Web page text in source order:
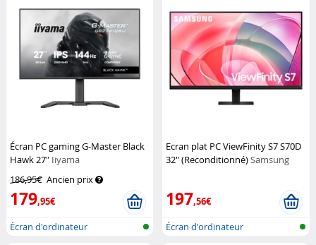
Écran PC gaming G-Master Black
Hawk 27" Iiyama
186,95€ Ancien prix
179,95€
Écran d'ordinateur
Ecran plat PC ViewFinity S7 S70D
32" (Reconditionné)Samsung
197,56€
Écran d'ordinateur